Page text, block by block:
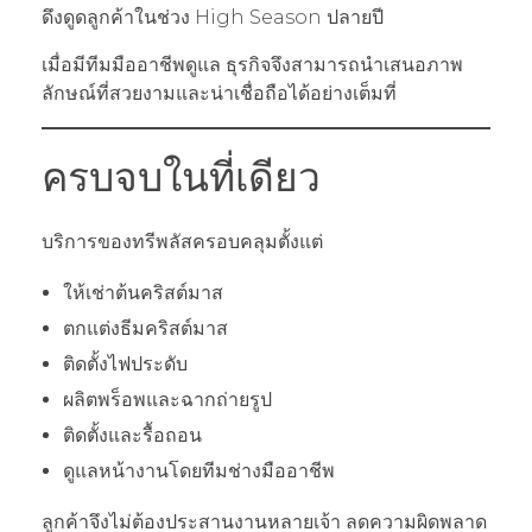
ดึงดูดลูกค้าในช่วง High Season ปลายปี
เมื่อมีทีมมืออาชีพดูแล ธุรกิจจึงสามารถนำเสนอภาพ
ลักษณ์ที่สวยงามและน่าเชื่อถือได้อย่างเต็มที่
ครบจบในที่เดียว
บริการของทรีพลัสครอบคลุมตั้งแต่
ให้เช่าต้นคริสต์มาส
ตกแต่งธีมคริสต์มาส
ติดตั้งไฟประดับ
ผลิตพร็อพและฉากถ่ายรูป
ติดตั้งและรื้อถอน
ดูแลหน้างานโดยทีมช่างมืออาชีพ
ลูกค้าจึงไม่ต้องประสานงานหลายเจ้า ลดความผิดพลาด